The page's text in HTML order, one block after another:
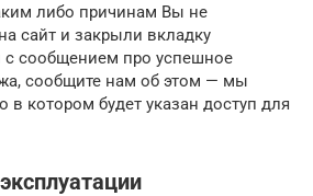
либо причинам Вы не
сайт и закрыли вкладку
с сообщением про успешное
сообщите нам об этом — мы
котором будет указан доступ для